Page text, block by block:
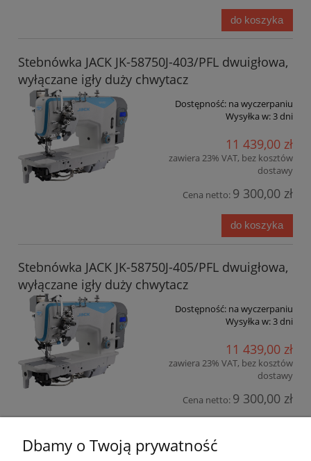
do koszyka
Stebnówka JACK JK-58750J-403/PFL dwuigłowa,
wyłączane igły duży chwytacz
Dostępność: na wyczerpaniu
Wysyłka w:3 dni
11 439,00 zł
zawiera 23% VAT, bez kosztów
dostawy
Cena netto: 9 300,00 zł
do koszyka
Stebnówka JACK JK-58750J-405/PFL dwuigłowa,
wyłączane igły duży chwytacz
Dostępność: na wyczerpaniu
Wysyłka w:3 dni
11 439,00 zł
zawiera 23% VAT, bez kosztów
dostawy
Cena netto: 9 300,00 zł
Dbamy o Twoją prywatność